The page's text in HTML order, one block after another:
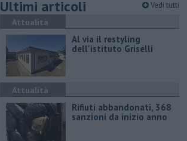
Ultimi articoli Vedi tutti
Attualità
Al via il restyling
dell'istituto Griselli
Attualità
Rifiuti abbandonati, 368
sanzioni da inizio anno